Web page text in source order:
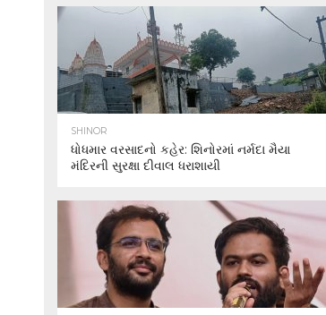
SHINOR
ધોધમાર વરસાદનો કહેર: શિનોરમાં નર્મદા મૈયા
મંદિરની સુરક્ષા દીવાલ ધરાશાયી